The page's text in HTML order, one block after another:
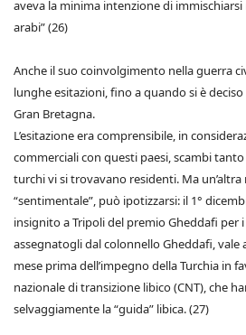
aveva la minima intenzione di
arabi” (26)
Anche il suo coinvolgimento nella guerra
lunghe esitazioni, fino a quando si è deciso
Gran Bretagna.
L’esitazione era comprensibile, in
commerciali con questi paesi, scambi
turchi vi si trovavano residenti. Ma
“sentimentale”, può ipotizzarsi: il 1°
insignito a Tripoli del premio Gheddafi per
assegnatogli dal colonnello Gheddafi, vale
mese prima dell’impegno della Turchia in
nazionale di transizione libico (CNT), che
selvaggiamente la “guida” libica. (27)